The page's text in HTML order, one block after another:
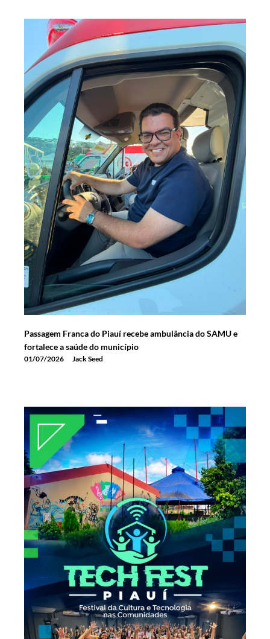
Passagem Franca do Piauí recebe ambulância do SAMU e
fortalece a saúde do município
01/07/2026 Jack Seed